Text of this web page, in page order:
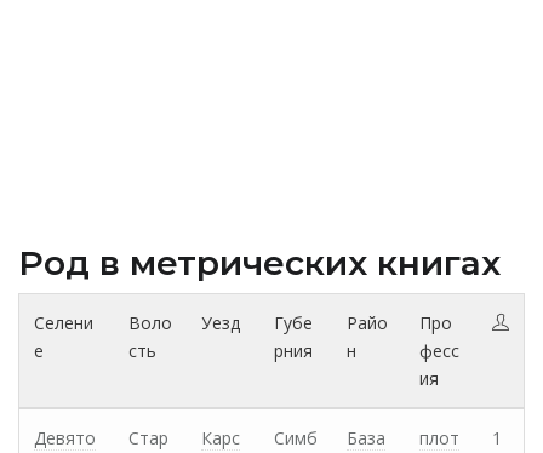
Род в метрических книгах
Селени
е
Воло
сть
Уезд
Губе
рния
Райо
н
Про
фесс
ия
Девято
Стар
Карс
Симб
База
плот
1